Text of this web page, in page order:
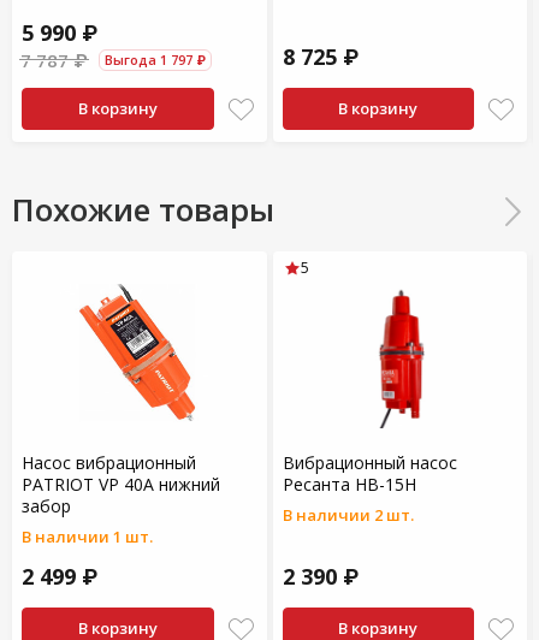
5 990 ₽
7 787 ₽ Выгода 1 797 ₽
В корзину
8 725 ₽
В корзину
Похожие товары
Насос вибрационный
PATRIOT VP 40А нижний
забор
В наличии 1 шт.
2 499 ₽
В корзину
Вибрационный насос
Ресанта НВ-15Н
В наличии 2 шт.
2 390 ₽
В корзину
5